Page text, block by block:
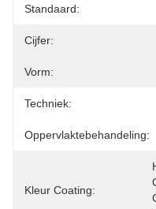
Standaard:
Cijfer:
Vorm:
Techniek:
Oppervlaktebehandeling:
Kleur Coating: